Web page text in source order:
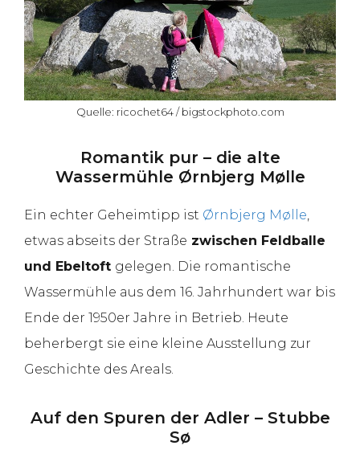
Quelle: ricochet64 / bigstockphoto.com
Romantik pur – die alte
Wassermühle Ørnbjerg Mølle
Ein echter Geheimtipp ist Ørnbjerg Mølle
etwas abseits der Straße zwischen Feldballe
und Ebeltoft gelegen. Die romantische
Wassermühle aus dem 16. Jahrhundert war bis
Ende der 1950er Jahre in Betrieb. Heute
beherbergt sie eine kleine Ausstellung zur
Geschichte des Areals.
Auf den Spuren der Adler – Stubbe
Sø